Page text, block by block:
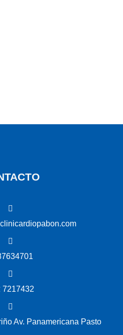
7217432
Av. Panamericana Pasto